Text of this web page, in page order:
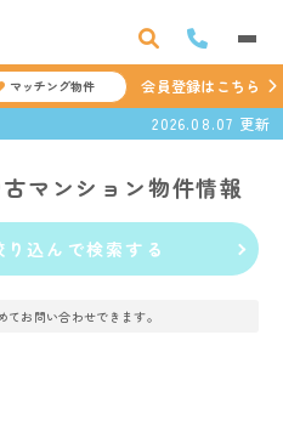
マッチング物件
会員登録はこちら
2026.08.07 更新
マンション物件情報
込んで検索する
お問い合わせできます。